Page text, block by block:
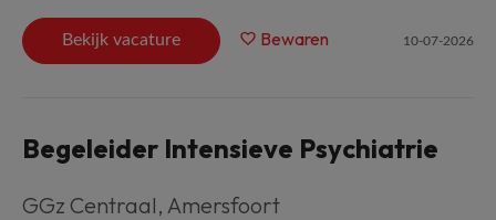
Bekijk vacature Bewaren 10-07-2026
Begeleider Intensieve Psychiatrie
GGz Centraal, Amersfoort